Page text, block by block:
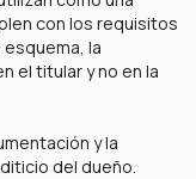
con los requisitos
la
el titular y no en la
y la
del dueño.